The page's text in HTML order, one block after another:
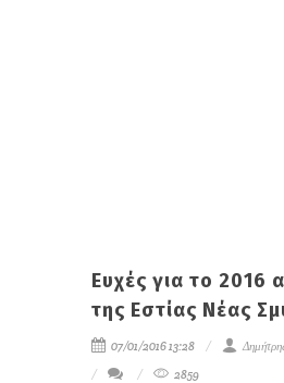
Ευχές για το 2016
της Εστίας Νέας
07/01/2016 13:28
2859